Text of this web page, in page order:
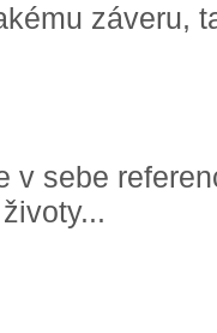
záveru,
v sebe